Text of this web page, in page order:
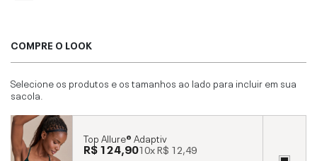
COMPRE O LOOK
Selecione os produtos e os tamanhos ao lado para incluir em sua
sacola.
Top Allure® Adaptiv
R$ 124,9010xR$ 12,49